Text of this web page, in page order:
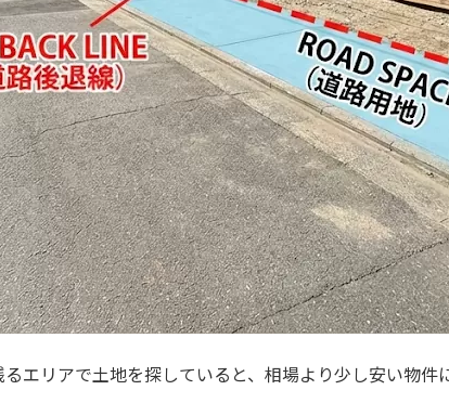
エリアで土地を探していると、相場より少し安い物件